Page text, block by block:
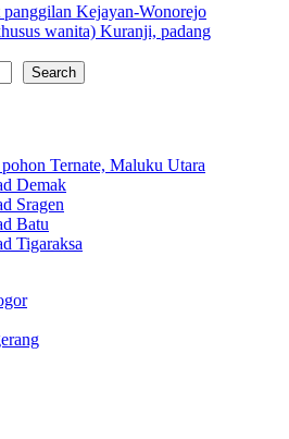
panggilan Kejayan-Wonorejo
wanita) Kuranji, padang
Search
pohon Ternate, Maluku Utara
Demak
Sragen
Batu
Tigaraksa